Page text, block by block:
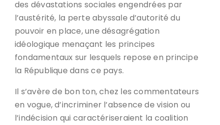
des dévastations sociales engendrées par
l’austérité, la perte abyssale d’autorité du
pouvoir en place, une désagrégation
idéologique menaçant les principes
fondamentaux sur lesquels repose en principe
la République dans ce pays.
Il s’avère de bon ton, chez les commentateurs
en vogue, d’incriminer l’absence de vision ou
l’indécision qui caractériseraient la coalition